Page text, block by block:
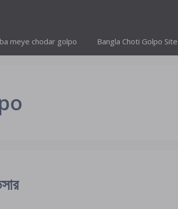
meye chodar golpo Bangla Choti Golpo Site